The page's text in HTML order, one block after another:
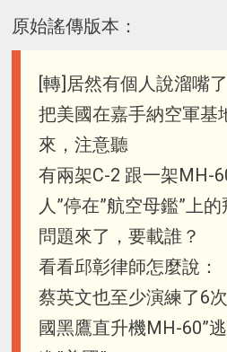
原始謠傳版本：
[轉]居然有個人說溜嘴了
把美國在嘉手納空軍基
來，注意聽
有兩架C-2 跟一架MH-
人”停在”航空母鑑”上的
問題來了，要載誰？
看看邱彰律師怎麼說：
蔡英文也至少演練了6
國黑鷹直升機MH-60”